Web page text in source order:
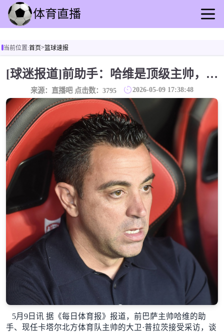
足球直播
篮球直播
足球录像
篮球录播
足球动态
篮球速报
全球联赛
当前位置:首页>篮球速报
[球迷报道]前助手：哈维是顶级主帅，他在巴萨受到了不公正对待
来源：直播吧 点击数： 3795 2026-05-09 17:38:48
5月9日讯 据《每日体育报》报道，前巴萨主帅哈维的助
手、现任卡塔尔北方体育队主帅的大卫·普拉茨接受采访，谈